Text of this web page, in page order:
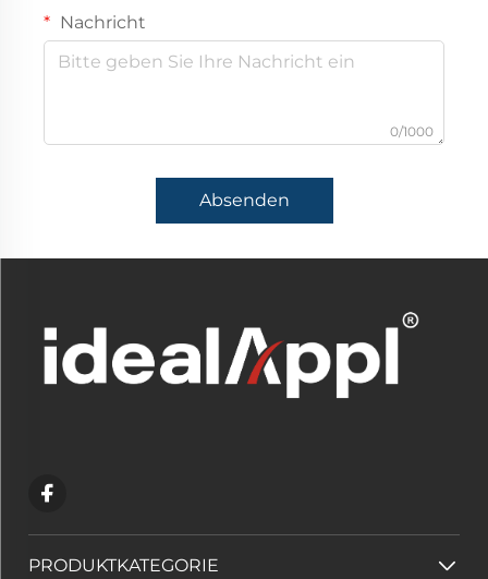
Nachricht
0/1000
Absenden
PRODUKTKATEGORIE